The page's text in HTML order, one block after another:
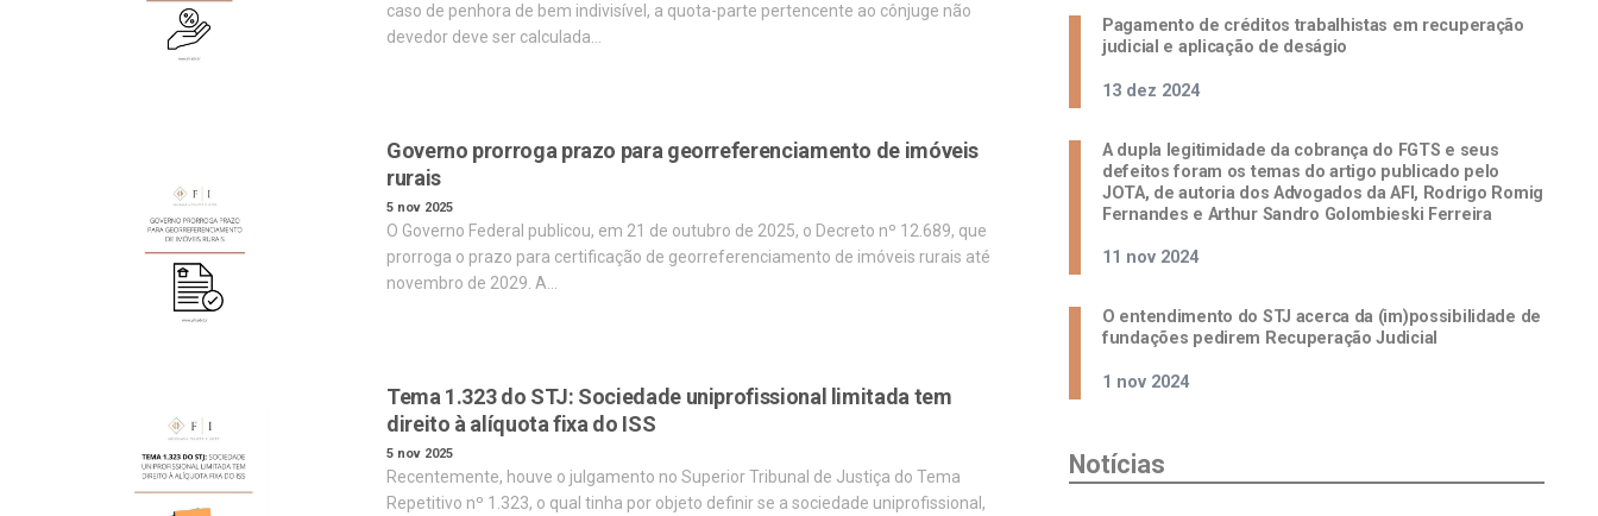
caso de penhora de bem indivisível, a quota-parte pertencente ao cônjuge não
devedor deve ser calculada…
Governo prorroga prazo para georreferenciamento de imóveis
rurais
5 nov 2025
O Governo Federal publicou, em 21 de outubro de 2025, o Decreto nº 12.689, que
prorroga o prazo para certificação de georreferenciamento de imóveis rurais até
novembro de 2029. A…
Tema 1.323 do STJ: Sociedade uniprofissional limitada tem
direito à alíquota fixa do ISS
5 nov 2025
Recentemente, houve o julgamento no Superior Tribunal de Justiça do Tema
Repetitivo nº 1.323, o qual tinha por objeto definir se a sociedade uniprofissional,
Pagamento de créditos trabalhistas em recuperação
judicial e aplicação de deságio
13 dez 2024
A dupla legitimidade da cobrança do FGTS e seus
defeitos foram os temas do artigo publicado pelo
JOTA, de autoria dos Advogados da AFI, Rodrigo Romig
Fernandes e Arthur Sandro Golombieski Ferreira
11 nov 2024
O entendimento do STJ acerca da (im)possibilidade de
fundações pedirem Recuperação Judicial
1 nov 2024
Notícias